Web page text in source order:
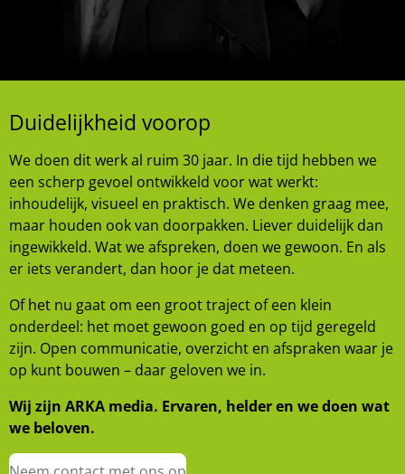
Duidelijkheid voorop
We doen dit werk al ruim 30 jaar. In die tijd hebben we
een scherp gevoel ontwikkeld voor wat werkt:
inhoudelijk, visueel en praktisch. We denken graag mee,
maar houden ook van doorpakken. Liever duidelijk dan
ingewikkeld. Wat we afspreken, doen we gewoon. En als
er iets verandert, dan hoor je dat meteen.
Of het nu gaat om een groot traject of een klein
onderdeel: het moet gewoon goed en op tijd geregeld
zijn. Open communicatie, overzicht en afspraken waar je
op kunt bouwen – daar geloven we in.
Wij zijn ARKA media. Ervaren, helder en we doen wat
we beloven.